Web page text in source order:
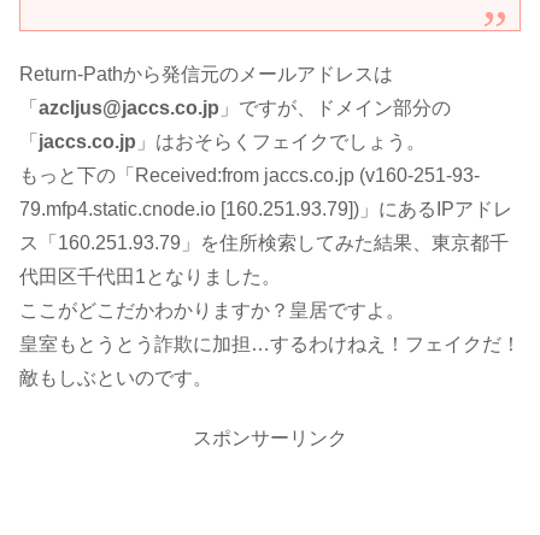
Return-Pathから発信元のメールアドレスは
「 azcljus@jaccs.co.jp 」ですが、ドメイン部分の
「 jaccs.co.jp 」はおそらくフェイクでしょう。
もっと下の「Received:from jaccs.co.jp (v160-251-93-
79.mfp4.static.cnode.io [160.251.93.79])」にあるIPアドレ
ス「160.251.93.79」を住所検索してみた結果、東京都千
代田区千代田1となりました。
ここがどこだかわかりますか？皇居ですよ。
皇室もとうとう詐欺に加担…するわけねえ！フェイクだ！
敵もしぶといのです。
スポンサーリンク